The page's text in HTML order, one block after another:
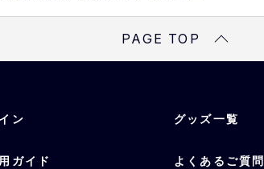
PAGE TOP
ン グッズ一覧
ガイド よくあるご質問